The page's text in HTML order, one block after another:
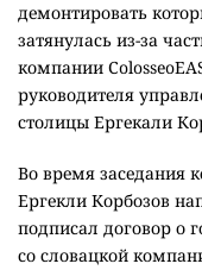
демонтировать
затянулась из-за
компании
руководителя
столицы Ергекали
Во время заседания
Ергекли Корбозов
подписал договор о
со словацкой